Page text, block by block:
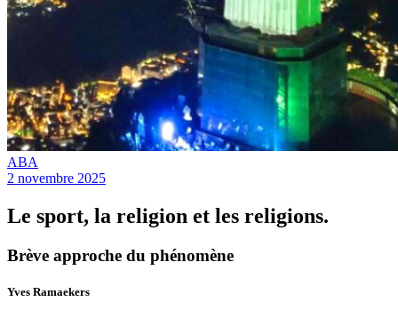
ABA
2 novembre 2025
Le sport, la religion et les religions.
Brève approche du phénomène
Yves Ramaekers